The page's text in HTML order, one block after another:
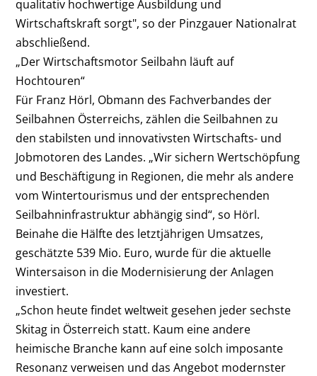
qualitativ hochwertige Ausbildung und
Wirtschaftskraft sorgt", so der Pinzgauer Nationalrat
abschließend.
„Der Wirtschaftsmotor Seilbahn läuft auf
Hochtouren“
Für Franz Hörl, Obmann des Fachverbandes der
Seilbahnen Österreichs, zählen die Seilbahnen zu
den stabilsten und innovativsten Wirtschafts- und
Jobmotoren des Landes. „Wir sichern Wertschöpfung
und Beschäftigung in Regionen, die mehr als andere
vom Wintertourismus und der entsprechenden
Seilbahninfrastruktur abhängig sind“, so Hörl.
Beinahe die Hälfte des letztjährigen Umsatzes,
geschätzte 539 Mio. Euro, wurde für die aktuelle
Wintersaison in die Modernisierung der Anlagen
investiert.
„Schon heute findet weltweit gesehen jeder sechste
Skitag in Österreich statt. Kaum eine andere
heimische Branche kann auf eine solch imposante
Resonanz verweisen und das Angebot modernster